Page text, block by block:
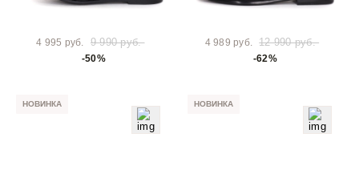
4 995 руб. 9 990 руб.
-50%
4 989 руб. 12 990 руб.
-62%
НОВИНКА НОВИНКА